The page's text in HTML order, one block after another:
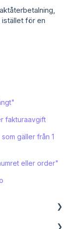
för en
fakturaavgift
gäller från 1
eller order"